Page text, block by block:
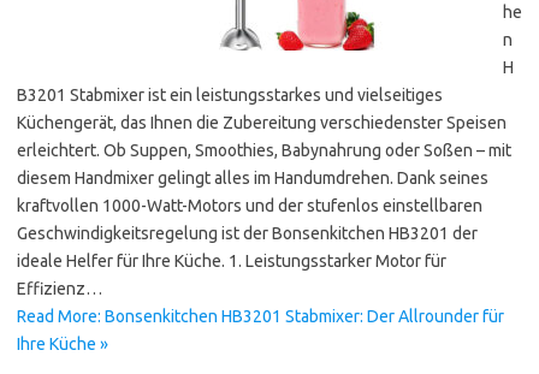
he
n
H
B3201 Stabmixer ist ein leistungsstarkes und vielseitiges
Küchengerät, das Ihnen die Zubereitung verschiedenster Speisen
erleichtert. Ob Suppen, Smoothies, Babynahrung oder Soßen – mit
diesem Handmixer gelingt alles im Handumdrehen. Dank seines
kraftvollen 1000-Watt-Motors und der stufenlos einstellbaren
Geschwindigkeitsregelung ist der Bonsenkitchen HB3201 der
ideale Helfer für Ihre Küche. 1. Leistungsstarker Motor für
Effizienz…
Read More: Bonsenkitchen HB3201 Stabmixer: Der Allrounder für
Ihre Küche »